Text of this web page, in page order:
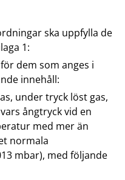
ska uppfylla de
1:
dem som anges i
innehåll:
under tryck löst gas,
ångtryck vid en
med mer än
normala
mbar), med följande